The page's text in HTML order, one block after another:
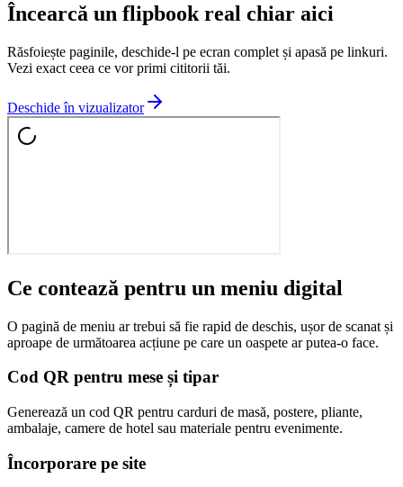
Încearcă un flipbook real chiar aici
Răsfoiește paginile, deschide-l pe ecran complet și apasă pe linkuri.
Vezi exact ceea ce vor primi cititorii tăi.
Deschide în vizualizator
Ce contează pentru un meniu digital
O pagină de meniu ar trebui să fie rapid de deschis, ușor de scanat și
aproape de următoarea acțiune pe care un oaspete ar putea-o face.
Cod QR pentru mese și tipar
Generează un cod QR pentru carduri de masă, postere, pliante,
ambalaje, camere de hotel sau materiale pentru evenimente.
Încorporare pe site